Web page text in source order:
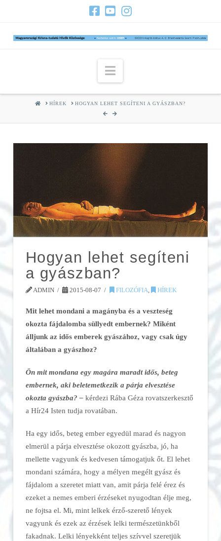
Navigation
HOMEHÍREK HOGYAN LEHET SEGÍTENI A GYÁSZBAN?
Hogyan lehet segíteni
a gyászban?
ADMIN 2015-08-07 FILOZÓFIA, HÍREK
Mit lehet mondani a magányba és a veszteség
okozta fájdalomba süllyedt embernek? Miként
álljunk az idős emberek gyászához, vagy csak úgy
általában a gyászhoz?
Ön mit mondana egy magára maradt idős, beteg
embernek, aki beletemetkezik a párja elvesztése
okozta gyászba? – kérdezi Rába Géza rovatszerkesztő
a Hír24 Isten tudja rovatában.
Ha egy idős, beteg ember egyedül marad és nagyon
elmerül a párja elvesztése okozott gyászba, jó, ha
mellette vagyunk és kedvesen támogatjuk őt. El lehet
mondani számára, hogy a mélyen megélt gyász és
fájdalom a szeretet miatt van, amit párja felé érez és
ezeket a nemes emberi érzéseket nyugodtan élje meg,
ne fojtsa el. Mi, mint lelkek érző-szerető lények
vagyunk és ezek az érzések lelki természetünkből
fakadnak. Lelki lényekként teljes szívvel szeretjük